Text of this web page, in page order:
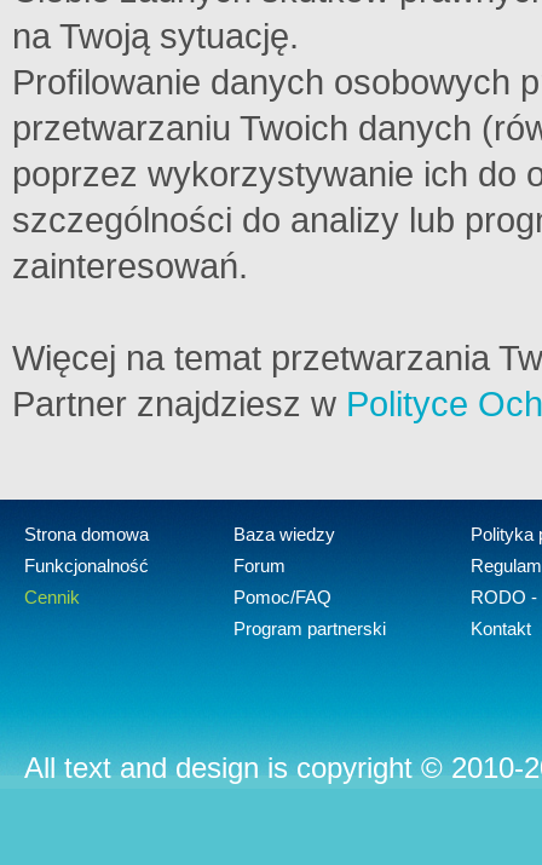
na Twoją sytuację.
Profilowanie danych osobowych
przetwarzaniu Twoich danych
poprzez wykorzystywanie ich do
szczególności do analizy lub
zainteresowań.
Więcej na temat przetwarzania
Partner znajdziesz w Polityce
Strona domowa
Funkcjonalność
Cennik
Baza wiedzy
Forum
Pomoc/FAQ
Program partnerski
Polityka
RODO -
Kontakt
All text and design is copyright © 2010-